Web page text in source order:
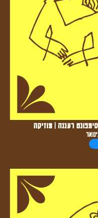
רעננה | מוזיקה